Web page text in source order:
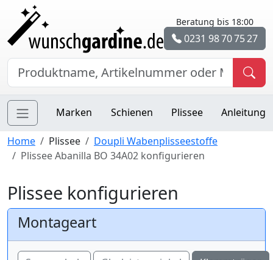
Beratung bis 18:00
0231 98 70 75 27
Marken Schienen Plissee Anleitung
Home Plissee
Doupli Wabenplisseestoffe
Plissee Abanilla BO 34A02 konfigurieren
Plissee konfigurieren
Montageart